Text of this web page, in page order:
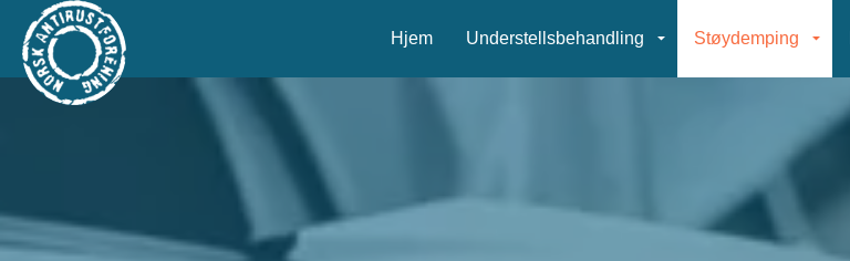
Hjem Understellsbehandling Støydemping